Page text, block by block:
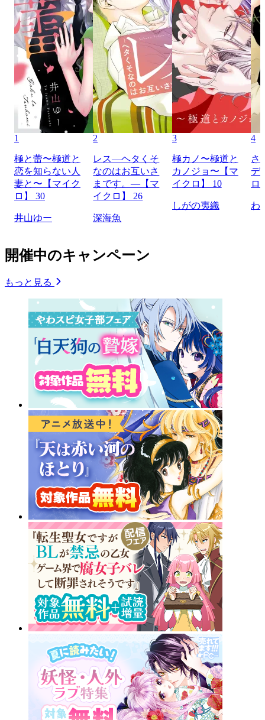
1
極と蕾〜極道と
恋を知らない人
妻と〜【マイク
ロ】 30
井山ゆー
2
レス―ヘタくそ
なのはお互いさ
まです。―【マ
イクロ】 26
深海魚
3
極カノ〜極道と
カノジョ〜【マ
イクロ】 10
しがの夷織
4
さ
デ
ロ
わ
開催中のキャンペーン
もっと見る